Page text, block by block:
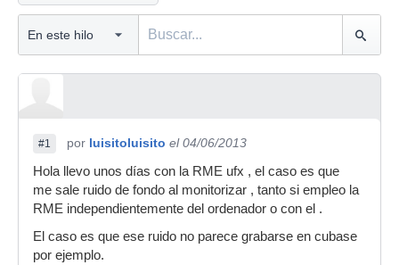
#1 por luisitoluisito el 04/06/2013
Hola llevo unos días con la RME ufx , el caso es que
me sale ruido de fondo al monitorizar , tanto si empleo la
RME independientemente del ordenador o con el .
El caso es que ese ruido no parece grabarse en cubase
por ejemplo.